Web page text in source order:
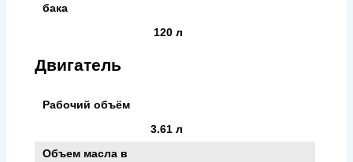
бака
120 л
Двигатель
Рабочий объём
3.61 л
Объем масла в